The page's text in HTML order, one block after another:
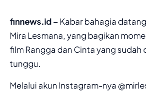
finnews.id – Kabar bahagia
Mira Lesmana, yang bagikan
film Rangga dan Cinta yang sudah
tunggu.
Melalui akun Instagram-nya